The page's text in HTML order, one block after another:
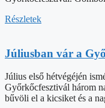
Részletek
Júliusban vár a
Július első hétvégéjén
Győrkőcfesztivál három
bűvöli el a kicsiket és a